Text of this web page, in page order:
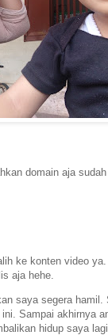
domain aja
ke konten video ya.
aja hehe.
saya segera
Sampai akhirnya
hidup saya